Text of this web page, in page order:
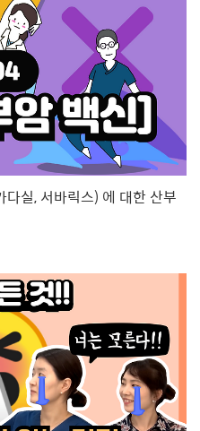
실, 서바릭스) 에 대한 산부